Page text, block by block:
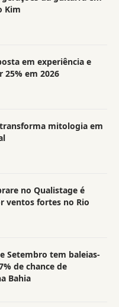
Kim
em experiência e
25% em 2026
mitologia em
no Qualistage é
ventos fortes no Rio
Setembro tem baleias-
de chance de
Bahia